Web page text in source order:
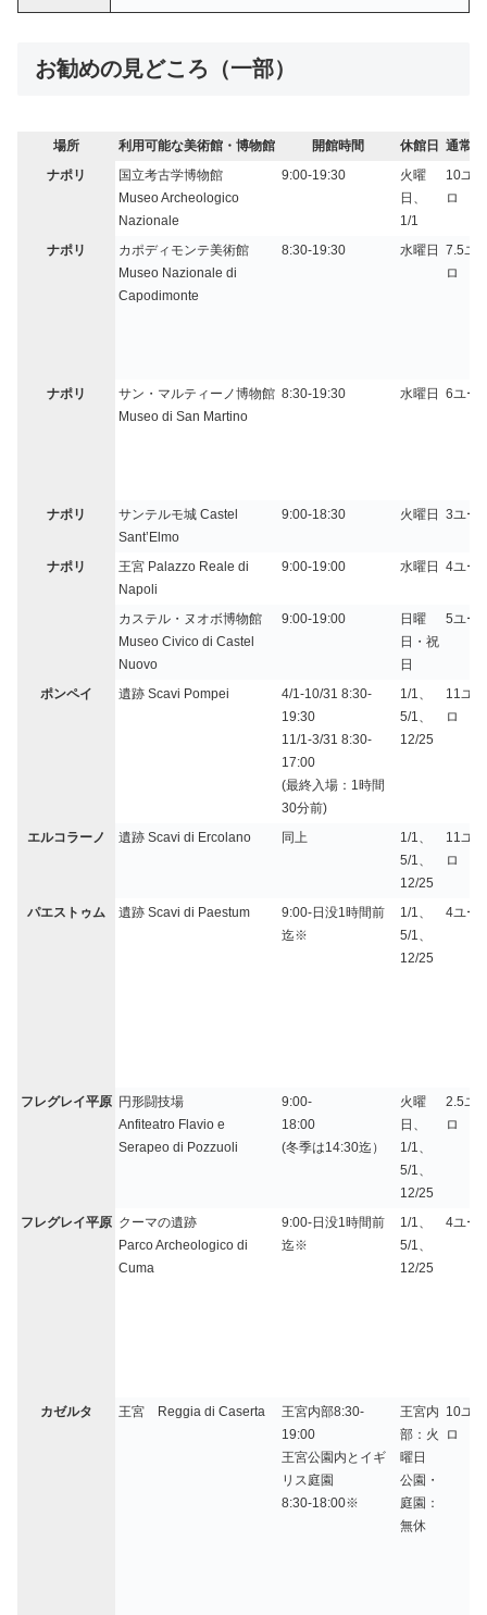
お勧めの見どころ（一部）
場所 利用可能な美術館・博物館 開館時間 休館日 通常
ナポリ
国立考古学博物館
Museo Archeologico
Nazionale
9:00-19:30
火曜
日、
1/1
10ユー
ロ
ナポリ
カポディモンテ美術館
Museo Nazionale di
Capodimonte
8:30-19:30 水曜日 7.5ユ
ロ
ナポリ
サン・マルティーノ博物館
Museo di San Martino
8:30-19:30 水曜日 6ユー
ナポリ
サンテルモ城 Castel
Sant’Elmo
9:00-18:30 火曜日 3ユー
ナポリ
王宮 Palazzo Reale di
Napoli
9:00-19:00 水曜日 4ユー
カステル・ヌオボ博物館
Museo Civico di Castel
Nuovo
9:00-19:00
日曜
日・祝
日
5ユー
ポンペイ 遺跡 Scavi Pompei
4/1-10/31 8:30-
19:30
11/1-3/31 8:30-
17:00
(最終入場：1時間
30分前)
1/1、
5/1、
12/25
11ユー
ロ
エルコラーノ 遺跡 Scavi di Ercolano 同上
1/1、
5/1、
12/25
11ユー
ロ
パエストゥム 遺跡 Scavi di Paestum
9:00-日没1時間前
迄※
1/1、
5/1、
12/25
4ユー
フレグレイ平原 円形闘技場
Anfiteatro Flavio e
Serapeo di Pozzuoli
9:00-
18:00
(冬季は14:30迄）
火曜
日、
1/1、
5/1、
12/25
2.5ユ
ロ
フレグレイ平原 クーマの遺跡
Parco Archeologico di
Cuma
9:00-日没1時間前
迄※
1/1、
5/1、
12/25
4ユー
カゼルタ 王宮 Reggia di Caserta
王宮内部8:30-
19:00
王宮公園内とイギ
リス庭園
8:30-18:00※
王宮内
部：火
曜日
公園・
庭園：
無休
10ユー
ロ